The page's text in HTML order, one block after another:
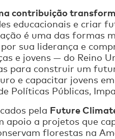
contribuição
educacionais e criar
é uma das formas
sua liderança e
e jovens — do Reino
para construir um
e capacitar jovens
Políticas Públicas,
pela Future
apoio a projetos que
florestas na